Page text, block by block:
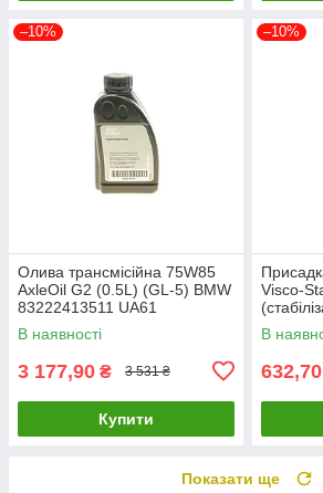
–10%
Олива трансмісійна 75W85
AxleOil G2 (0.5L) (GL-5) BMW
83222413511 UA61
В наявності
3 177,90 ₴ 3 531 ₴
Купити
–10%
Visco-
MOLY
В
632,70
Показати ще